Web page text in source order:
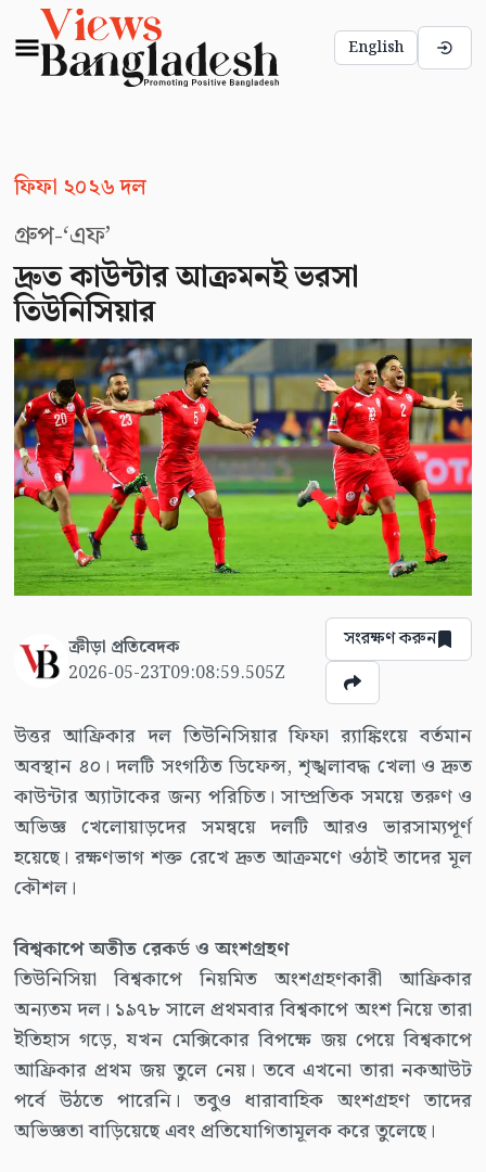
English
ফিফা ২০২৬ দল
গ্রুপ-‘এফ’
দ্রুত কাউন্টার আক্রমনই ভরসা
তিউনিসিয়ার
ক্রীড়া প্রতিবেদক
2026-05-23T09:08:59.505Z
সংরক্ষণ করুন
উত্তর আফ্রিকার দল তিউনিসিয়ার ফিফা র‍্যাঙ্কিংয়ে বর্তমান
অবস্থান ৪০। দলটি সংগঠিত ডিফেন্স, শৃঙ্খলাবদ্ধ খেলা ও দ্রুত
কাউন্টার অ্যাটাকের জন্য পরিচিত। সাম্প্রতিক সময়ে তরুণ ও
অভিজ্ঞ খেলোয়াড়দের সমন্বয়ে দলটি আরও ভারসাম্যপূর্ণ
হয়েছে। রক্ষণভাগ শক্ত রেখে দ্রুত আক্রমণে ওঠাই তাদের মূল
কৌশল।
বিশ্বকাপে অতীত রেকর্ড ও অংশগ্রহণ
তিউনিসিয়া বিশ্বকাপে নিয়মিত অংশগ্রহণকারী আফ্রিকার
অন্যতম দল। ১৯৭৮ সালে প্রথমবার বিশ্বকাপে অংশ নিয়ে তারা
ইতিহাস গড়ে, যখন মেক্সিকোর বিপক্ষে জয় পেয়ে বিশ্বকাপে
আফ্রিকার প্রথম জয় তুলে নেয়। তবে এখনো তারা নকআউট
পর্বে উঠতে পারেনি। তবুও ধারাবাহিক অংশগ্রহণ তাদের
অভিজ্ঞতা বাড়িয়েছে এবং প্রতিযোগিতামূলক করে তুলেছে।